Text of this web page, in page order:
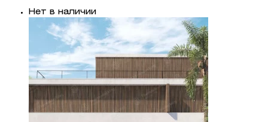
Нет в наличии